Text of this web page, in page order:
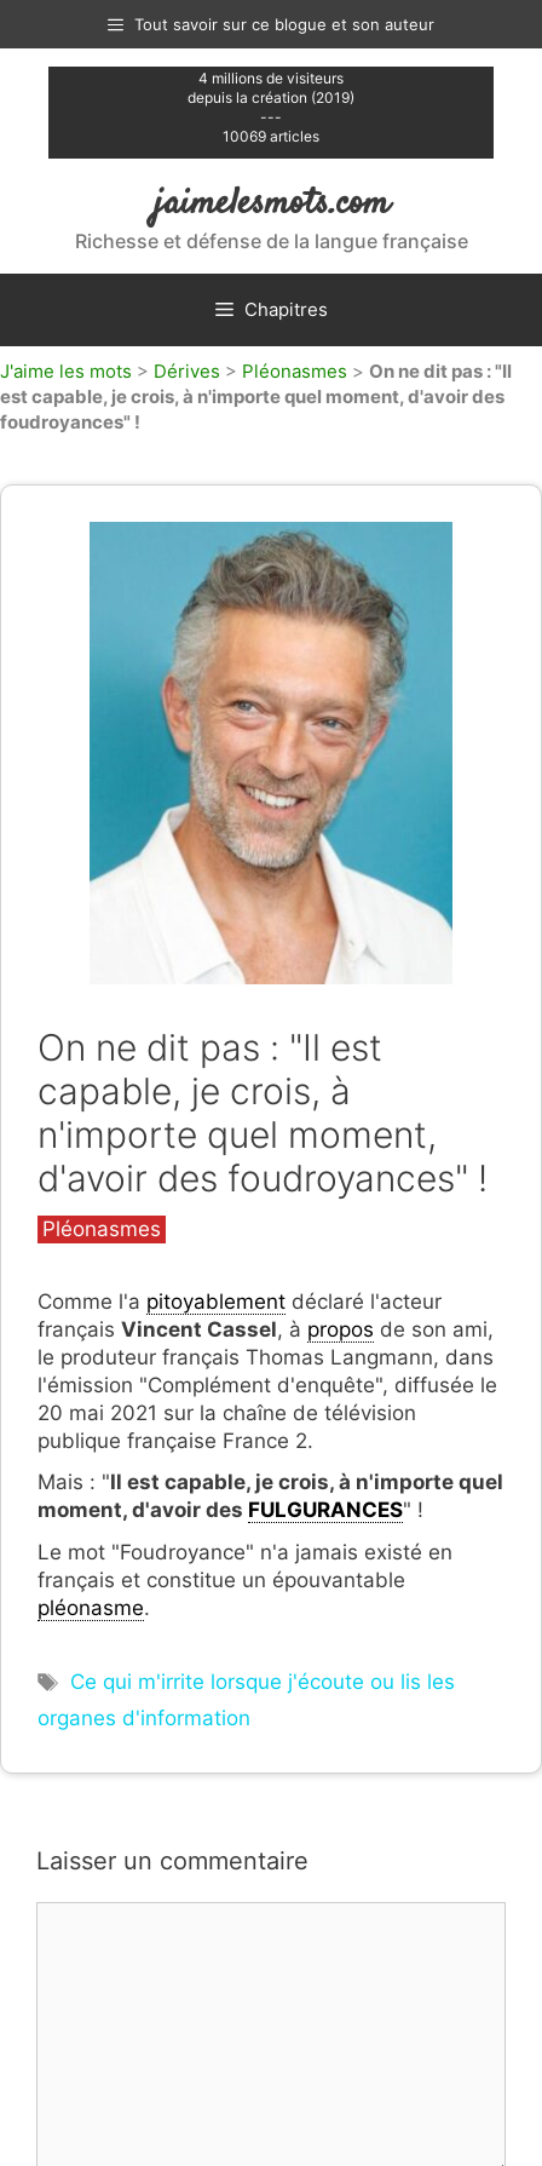
contenu
Tout savoir sur ce blogue et son auteur
4 millions de visiteurs
depuis la création (2019)
---
10069 articles
jaimelesmots.com
Richesse et défense de la langue française
Chapitres
J'aime les mots > Dérives > Pléonasmes > On ne dit pas : "Il
est capable, je crois, à n'importe quel moment, d'avoir des
foudroyances" !
On ne dit pas : "Il est
capable, je crois, à
n'importe quel moment,
d'avoir des foudroyances" !
Catégories
Pléonasmes
Comme l'a pitoyablement déclaré l'acteur
français Vincent Cassel, à propos de son ami,
le produteur français Thomas Langmann, dans
l'émission "Complément d'enquête", diffusée le
20 mai 2021 sur la chaîne de télévision
publique française France 2.
Mais : "Il est capable, je crois, à n'importe quel
moment, d'avoir des FULGURANCES" !
Le mot "Foudroyance" n'a jamais existé en
français et constitue un épouvantable
pléonasme.
Étiquettes
Ce qui m'irrite lorsque j'écoute ou lis les
organes d'information
Laisser un commentaire